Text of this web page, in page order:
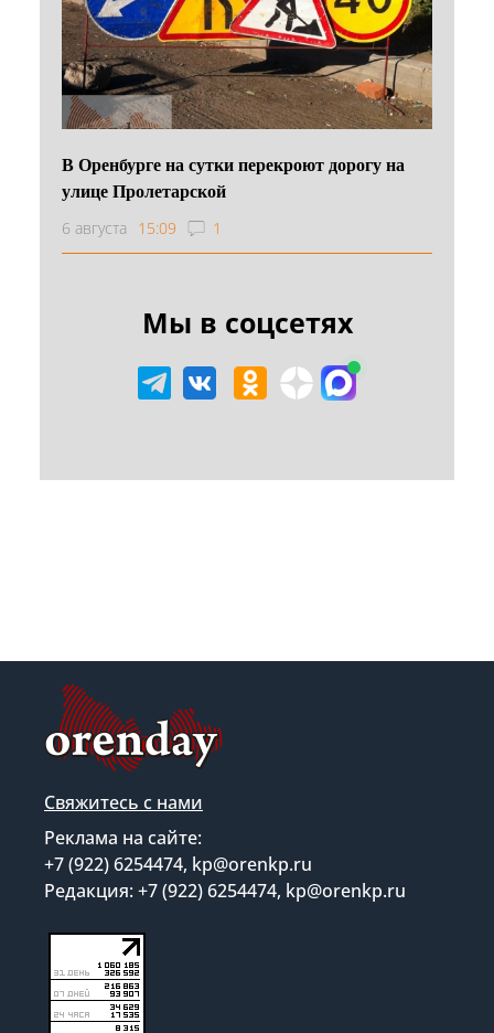
В Оренбурге на сутки перекроют дорогу на
улице Пролетарской
6 августа 15:09 1
Мы в соцсетях
Свяжитесь с нами
Реклама на сайте:
+7 (922) 6254474, kp@orenkp.ru
Редакция: +7 (922) 6254474, kp@orenkp.ru